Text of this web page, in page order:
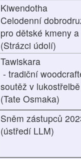
Kiwendotha
Celodenní
pro dětské kmeny
(Strázci údolí)
Tawiskara
- tradiční
soutěž v lukostřelbě
(Tate Osmaka)
Sněm zástupců
(ústředí LLM)